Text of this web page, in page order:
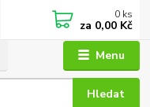
Menu
Hledat
0 ks
za 0,00 Kč